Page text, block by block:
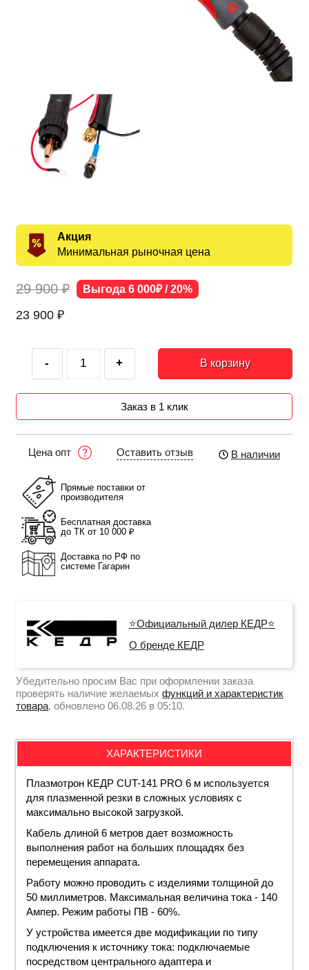
Акция
Минимальная рыночная цена
29 900 ₽ Выгода 6 000₽ / 20%
23 900 ₽
- + В корзину
Заказ в 1 клик
Цена опт Оставить отзыв В наличии
Прямые поставки от
производителя
Бесплатная доставка
до ТК от 10 000 ₽
Доставка по РФ по
системе Гагарин
⭐Официальный дилер КЕДР⭐
О бренде КЕДР
Убедительно просим Вас при оформлении заказа
проверять наличие желаемых функций и характеристик
товара, обновлено 06.08.26 в 05:10.
ХАРАКТЕРИСТИКИ
Плазмотрон КЕДР CUT-141 PRO 6 м используется
для плазменной резки в сложных условиях с
максимально высокой загрузкой.
Кабель длиной 6 метров дает возможность
выполнения работ на больших площадях без
перемещения аппарата.
Работу можно проводить с изделиями толщиной до
50 миллиметров. Максимальная величина тока - 140
Ампер. Режим работы ПВ - 60%.
У устройства имеется две модификации по типу
подключения к источнику тока: подключаемые
посредством центрального адаптера и